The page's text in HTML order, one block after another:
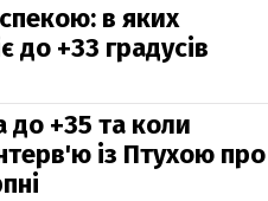
в яких
до +33 градусів
до +35 та коли
із Птухою про